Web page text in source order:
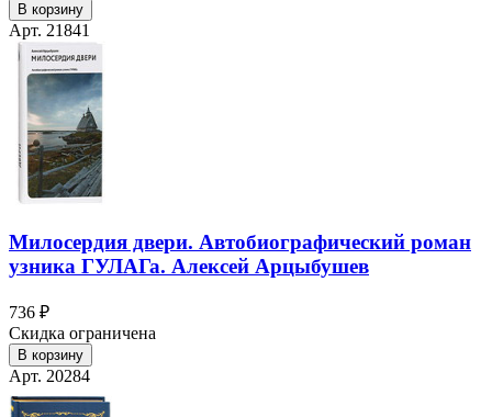
В корзину
Арт. 21841
Милосердия двери. Автобиографический роман
узника ГУЛАГа. Алексей Арцыбушев
736 ₽
Скидка ограничена
В корзину
Арт. 20284